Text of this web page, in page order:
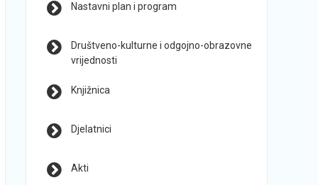
Nastavni plan i program
Društveno-kulturne i odgojno-obrazovne
vrijednosti
Knjižnica
Djelatnici
Akti